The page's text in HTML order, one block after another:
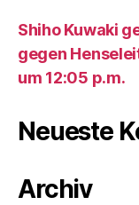
Shiho Kuwaki
gegen
um 12:05 p.m.
Neueste
Archiv